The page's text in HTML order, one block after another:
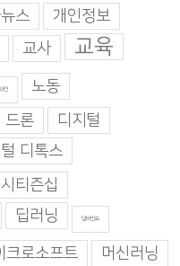
스
개인정보
교사 교육
인
노동
드론
디지털
디톡스
티즌십
딥러닝 딥마인드
크로소프트
머신러닝